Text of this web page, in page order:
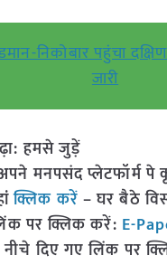
निकोबार पहुंचा
जारी
हमसे जुड़ें
मनपसंद प्लेटफॉर्म
क्लिक करें – घर बैठे
पर क्लिक करें: E-
दिए गए लिंक पर